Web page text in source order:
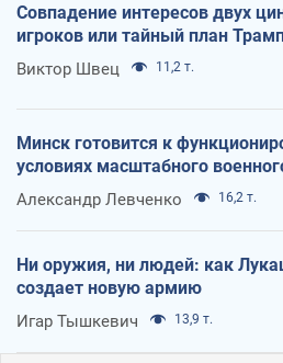
Совпадение интересов двух
игроков или тайный план
Виктор Швец 11,2 т.
Минск готовится к
условиях масштабного
Александр Левченко 16,2 т.
Ни оружия, ни людей: как
создает новую армию
Игар Тышкевич 13,9 т.